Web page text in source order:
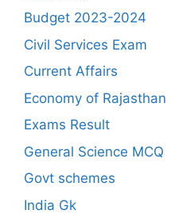
Budget 2023-2024
Civil Services Exam
Current Affairs
Economy of Rajasthan
Exams Result
General Science MCQ
Govt schemes
India Gk